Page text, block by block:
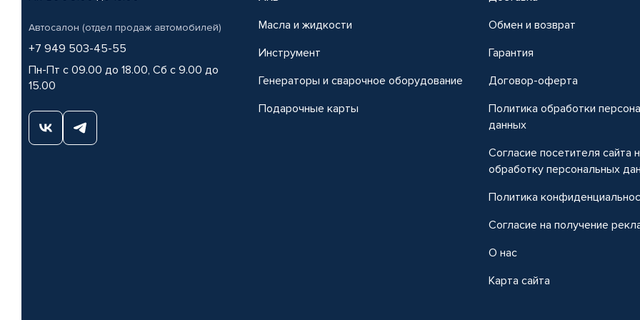
Автосалон (отдел продаж автомобилей)
+7 949 503-45-55
Пн-Пт с 09.00 до 18.00, Сб с 9.00 до
15.00
Масла и жидкости
Инструмент
Генераторы и сварочное оборудование
Подарочные карты
Обмен и возврат
Гарантия
Договор-оферта
Политика обработки
данных
Согласие посетителя сайта
обработку персональных
Политика
Согласие на получение
О нас
Карта сайта